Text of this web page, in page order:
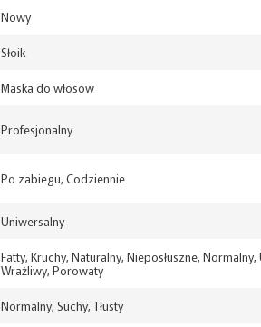
Nowy
Słoik
Maska do włosów
Profesjonalny
Po zabiegu, Codziennie
Uniwersalny
Fatty, Kruchy, Naturalny, Nieposłuszne,
Wrażliwy, Porowaty
Normalny, Suchy, Tłusty